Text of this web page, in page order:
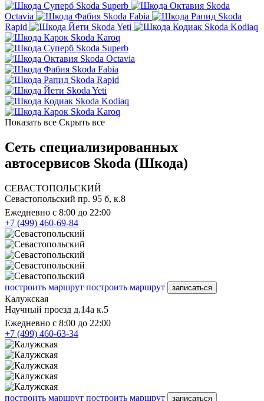
Skoda Superb
Skoda
Octavia
Skoda Fabia
Skoda
Rapid
Skoda Yeti
Skoda Kodiaq
Skoda Karoq
Skoda Superb
Skoda Octavia
Skoda Fabia
Skoda Rapid
Skoda Yeti
Skoda Kodiaq
Skoda Karoq
Показать все Скрыть все
Сеть специализированных
автосервисов Skoda (Шкода)
СЕВАСТОПОЛЬСКИЙ
Севастопольский пр. 95 б, к.8
Ежедневно с 8:00 до 22:00
+7 (499) 460-69-84
построить маршрут построить маршрут записаться
Калужская
Научный проезд д.14а к.5
Ежедневно с 8:00 до 22:00
+7 (499) 460-63-34
построить маршрут построить маршрут записаться